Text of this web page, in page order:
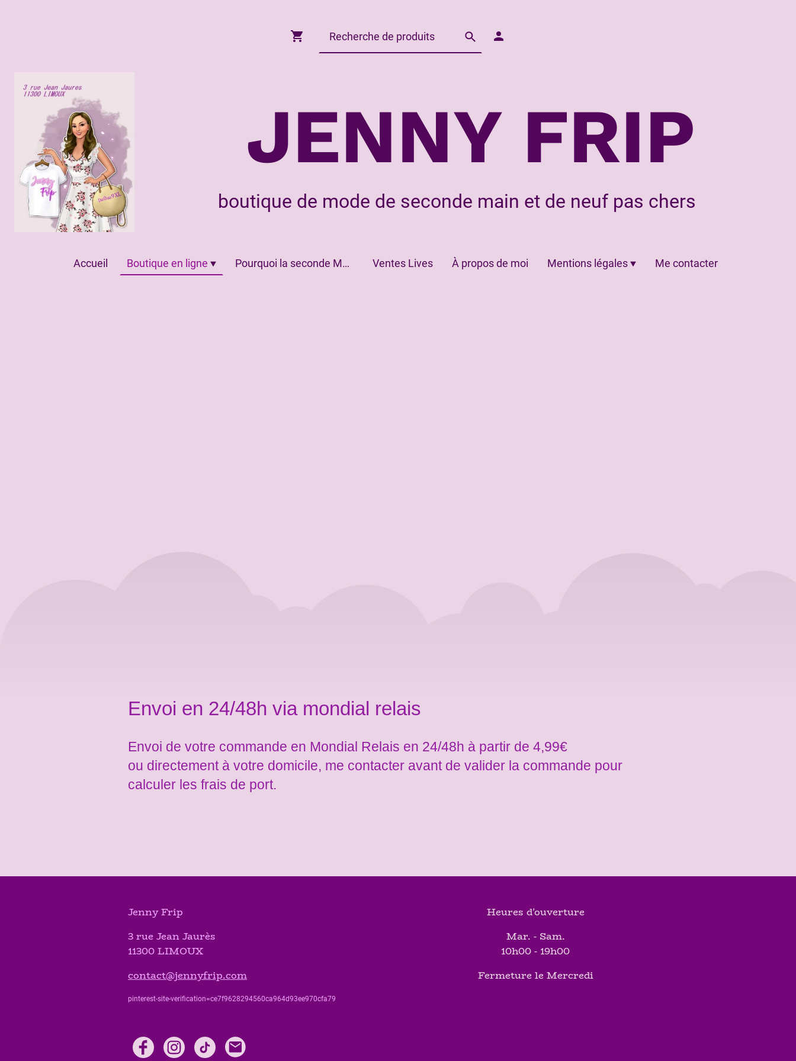
JENNY FRIP
boutique de mode de seconde main et de neuf pas chers
Accueil Boutique en ligne Pourquoi la seconde Main? Ventes Lives À propos de moi Mentions légales Me contacter
Envoi en 24/48h via mondial relais
Envoi de votre commande en Mondial Relais en 24/48h à partir de 4,99€
ou directement à votre domicile, me contacter avant de valider la commande pour
calculer les frais de port.
Jenny Frip
3 rue Jean Jaurès
11300 LIMOUX
contact@jennyfrip.com
pinterest-site-verification=ce7f9628294560ca964d93ee970cfa79
Heures d'ouverture
Mar. - Sam.
10h00 - 19h00
Fermeture le Mercredi